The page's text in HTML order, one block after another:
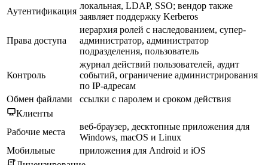
Аутентификация
локальная, LDAP, SSO; вендор также
заявляет поддержку Kerberos
Права доступа
иерархия ролей с наследованием, супер-
администратор, администратор
подразделения, пользователь
Контроль
журнал действий пользователей, аудит
событий, ограничение администрирования
по IP-адресам
Обмен файлами
ссылки с паролем и сроком действия
Клиенты
Рабочие места
веб-браузер, десктопные приложения для
Windows, macOS и Linux
Мобильные
приложения для Android и iOS